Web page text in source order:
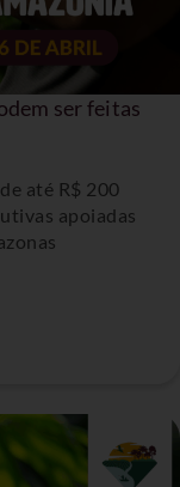
ser feitas
até R$ 200
apoiadas